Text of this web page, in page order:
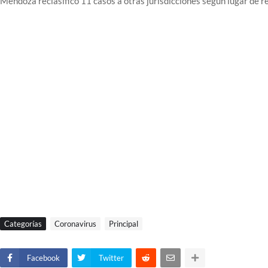
Categorías Coronavirus Principal
Facebook Twitter